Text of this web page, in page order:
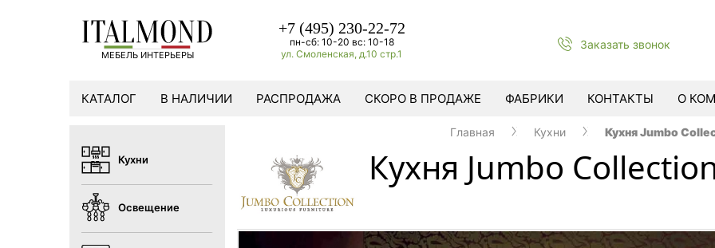
МЕБЕЛЬ ИНТЕРЬЕРЫ
+7 (495) 230-22-72
пн-сб: 10-20 вс: 10-18
ул. Смоленская, д.10 стр.1
Заказать звонок
КАТАЛОГ В НАЛИЧИИ РАСПРОДАЖА СКОРО В ПРОДАЖЕ ФАБРИКИ КОНТАКТЫ О
Кухни
Освещение
Главная Кухни Кухня Jumbo
Кухня Jumbo